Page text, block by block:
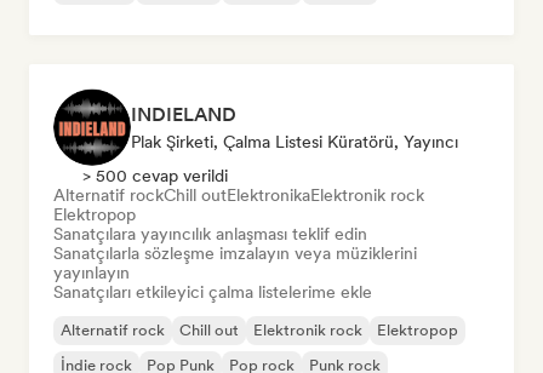
INDIELAND
Plak Şirketi, Çalma Listesi Küratörü, Yayıncı
> 500 cevap verildi
Alternatif rockChill outElektronikaElektronik rock
Elektropop
Sanatçılara yayıncılık anlaşması teklif edin
Sanatçılarla sözleşme imzalayın veya müziklerini
yayınlayın
Sanatçıları etkileyici çalma listelerime ekle
Alternatif rock Chill out Elektronik rock
Elektropop
İndie rock
Pop Punk Pop rock Punk rock